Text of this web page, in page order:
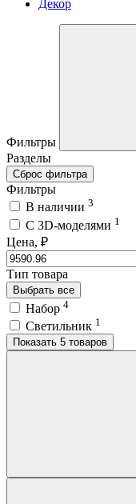
Декор
Фильтры
Разделы
Сброс фильтра
Фильтры
В наличии 3
C 3D-моделями 1
Цена, ₽
Тип товара
Выбрать все
Набор 4
Светильник 1
Показать 5 товаров